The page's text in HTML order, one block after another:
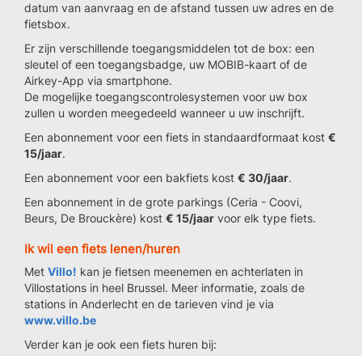
datum van aanvraag en de afstand tussen uw adres en de
fietsbox.
Er zijn verschillende toegangsmiddelen tot de box: een
sleutel of een toegangsbadge, uw MOBIB-kaart of de
Airkey-App via smartphone.
De mogelijke toegangscontrolesystemen voor uw box
zullen u worden meegedeeld wanneer u uw inschrijft.
Een abonnement voor een fiets in standaardformaat kost €
15/jaar.
Een abonnement voor een bakfiets kost € 30/jaar.
Een abonnement in de grote parkings (Ceria - Coovi,
Beurs, De Brouckère) kost € 15/jaar voor elk type fiets.
Ik wil een fiets lenen/huren
Met Villo! kan je fietsen meenemen en achterlaten in
Villostations in heel Brussel. Meer informatie, zoals de
stations in Anderlecht en de tarieven vind je via
www.villo.be
Verder kan je ook een fiets huren bij: